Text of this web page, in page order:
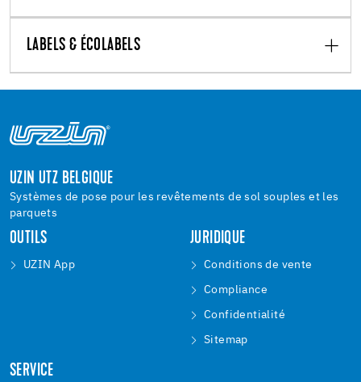
LABELS & ÉCOLABELS
UZIN UTZ BELGIQUE
Systèmes de pose pour les revêtements de sol souples et les
parquets
OUTILS
UZIN App
JURIDIQUE
Conditions de vente
Compliance
Confidentialité
Sitemap
SERVICE